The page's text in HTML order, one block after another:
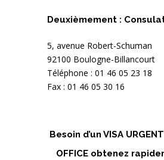
Deuxièmement :
5, avenue Robert-Schuman
92100 Boulogne-Billancourt
Téléphone : 01 46 05 23 18
Fax : 01 46 05 30 16
Besoin d’un VISA
OFFICE obtenez